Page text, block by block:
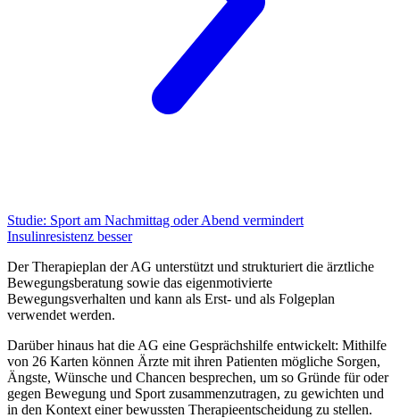
Studie: Sport am Nachmittag oder Abend vermindert
Insulinresistenz besser
Der Therapieplan der AG unterstützt und strukturiert die ärztliche
Bewegungsberatung sowie das eigen­motivierte
Bewegungsverhalten und kann als Erst- und als Folgeplan
verwendet werden.
Darüber hinaus hat die AG eine Gesprächshilfe entwickelt: Mithilfe
von 26 Karten können Ärzte mit ihren Patienten mögliche Sorgen,
Ängste, Wünsche und Chancen besprechen, um so Gründe für oder
gegen Be­wegung und Sport zusammenzutragen, zu gewichten und
in den Kontext einer bewussten Therapieent­schei­dung zu stellen.